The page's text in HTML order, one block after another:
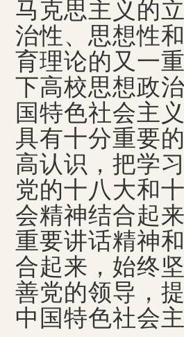
马克思主义的
治性、思想性
育理论的又一
下高校思想政
国特色社会主
具有十分重要
高认识，把学
党的十八大和
会精神结合起
重要讲话精神
合起来，始终
善党的领导，
中国特色社会